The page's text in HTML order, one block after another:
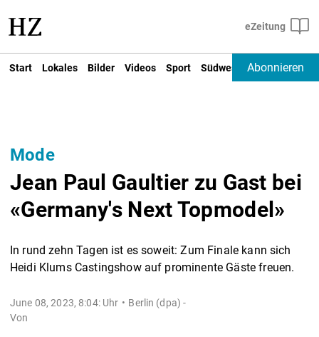
Start Lokales Bilder Videos Sport Südwest Deutschland
Abonnieren
Mode
Jean Paul Gaultier zu Gast bei
«Germany's Next Topmodel»
In rund zehn Tagen ist es soweit: Zum Finale kann sich
Heidi Klums Castingshow auf prominente Gäste freuen.
June 08, 2023, 8:04: Uhr
Berlin (dpa) -
Von